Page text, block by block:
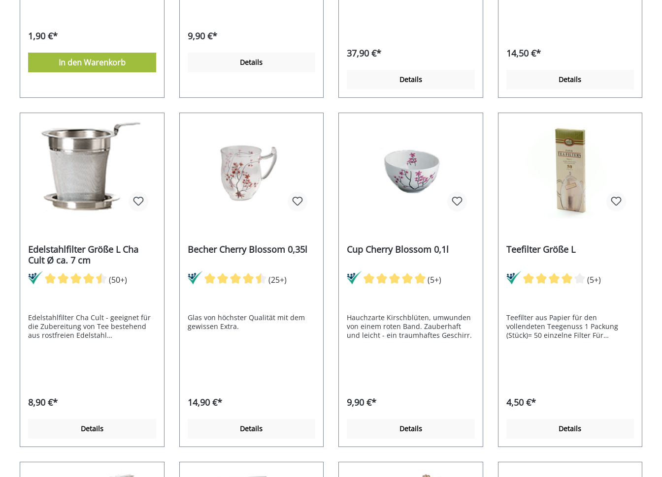
1,90 €*
In den Warenkorb
9,90 €*
Details
37,90 €*
Details
14,50 €*
Details
Edelstahlfilter Größe L Cha
Cult Ø ca. 7 cm
(50+)
Edelstahlfilter Cha Cult - geeignet für
die Zubereitung von Tee bestehend
aus rostfreien Edelstahl
8,90 €*
Details
Becher Cherry Blossom 0,35l
(25+)
Glas von höchster Qualität mit dem
gewissen Extra.
14,90 €*
Details
Cup Cherry Blossom 0,1l
(5+)
Hauchzarte Kirschblüten, umwunden
von einem roten Band. Zauberhaft
und leicht - ein traumhaftes Geschirr.
9,90 €*
Details
Teefilter Größe L
(5+)
Teefilter aus Papier für den
vollendeten Teegenuss 1 Packung
(Stück)= 50 einzelne Filter Für
4,50 €*
Details